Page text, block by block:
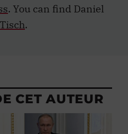
. You can find Daniel
.
CET AUTEUR